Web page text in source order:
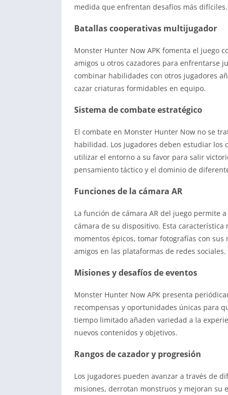
medida que enfrentan desafíos más difíciles.
Batallas cooperativas multijugador
Monster Hunter Now APK fomenta el juego
amigos u otros cazadores para enfrentarse
combinar habilidades con otros jugadores
cazar criaturas formidables en equipo.
Sistema de combate estratégico
El combate en Monster Hunter Now no se
habilidad. Los jugadores deben estudiar
utilizar el entorno a su favor para salir
pensamiento táctico y el dominio de
Funciones de la cámara AR
La función de cámara AR del juego permite
cámara de su dispositivo. Esta
momentos épicos, tomar fotografías con
amigos en las plataformas de redes sociales.
Misiones y desafíos de eventos
Monster Hunter Now APK presenta
recompensas y oportunidades únicas para
tiempo limitado añaden variedad a la
nuevos contenidos y objetivos.
Rangos de cazador y progresión
Los jugadores pueden avanzar a través de
misiones, derrotan monstruos y mejoran su